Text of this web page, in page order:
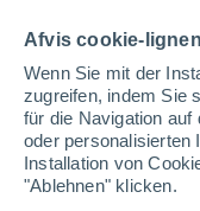
Afvis cookie-
Wenn Sie mit der
zugreifen, indem Sie
für die Navigation auf
oder personalisierten
Installation von
"Ablehnen" klicken.
Nancy